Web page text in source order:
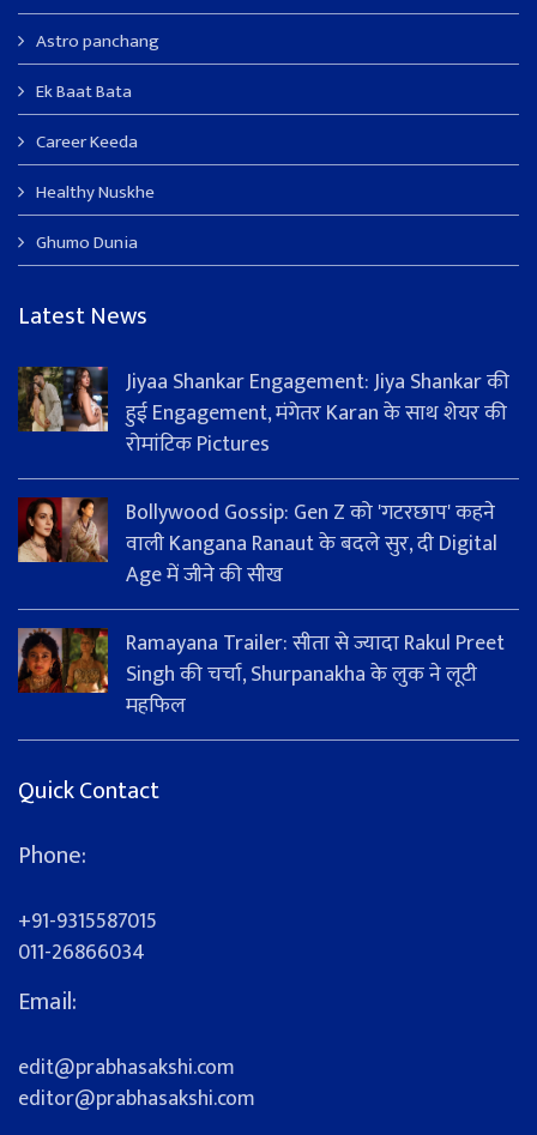
Astro panchang
Ek Baat Bata
Career Keeda
Healthy Nuskhe
Ghumo Dunia
Latest News
Jiyaa Shankar Engagement: Jiya Shankar की
हुई Engagement, मंगेतर Karan के साथ शेयर की
रोमांटिक Pictures
Bollywood Gossip: Gen Z को 'गटरछाप' कहने
वाली Kangana Ranaut के बदले सुर, दी Digital
Age में जीने की सीख
Ramayana Trailer: सीता से ज्यादा Rakul Preet
Singh की चर्चा, Shurpanakha के लुक ने लूटी
महफिल
Quick Contact
Phone:
+91-9315587015
011-26866034
Email:
edit@prabhasakshi.com
editor@prabhasakshi.com